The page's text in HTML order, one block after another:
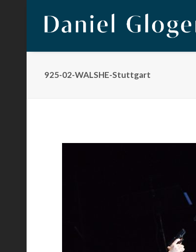
925-02-WALSHE-Stuttgart